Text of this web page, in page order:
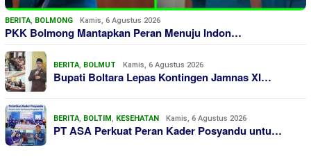
BERITA BOLMONG Kamis, 6 Agustus 2026
PKK Bolmong Mantapkan Peran Menuju Indon…
BERITA BOLMUT Kamis, 6 Agustus 2026
Bupati Boltara Lepas Kontingen Jamnas XI…
BERITA BOLTIM KESEHATAN Kamis, 6 Agustus 2026
PT ASA Perkuat Peran Kader Posyandu untu…